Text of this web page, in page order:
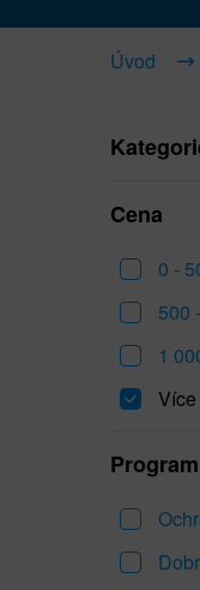
Úvod
Cena
0 -
500
1